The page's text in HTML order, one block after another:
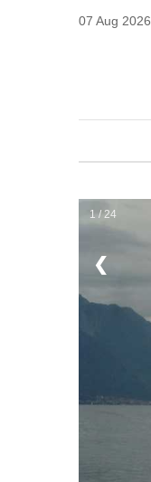
07 Aug 2026
1 / 24
❮